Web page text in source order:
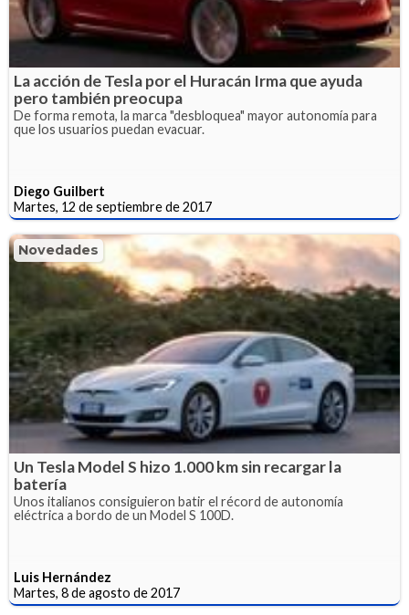
La acción de Tesla por el Huracán Irma que ayuda
pero también preocupa
De forma remota, la marca "desbloquea" mayor autonomía para
que los usuarios puedan evacuar.
Diego Guilbert
Martes, 12 de septiembre de 2017
Novedades
Un Tesla Model S hizo 1.000 km sin recargar la
batería
Unos italianos consiguieron batir el récord de autonomía
eléctrica a bordo de un Model S 100D.
Luis Hernández
Martes, 8 de agosto de 2017